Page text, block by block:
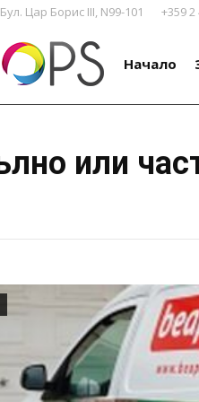
Цар Борис III, N99-101 +359 2
Начало
или